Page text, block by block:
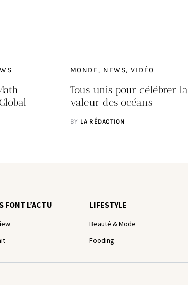
MONDE NEWS VIDÉO
Tous unis pour célébrer la
valeur des océans
BY LA RÉDACTION
FONT L’ACTU LIFESTYLE
Beauté & Mode
Fooding